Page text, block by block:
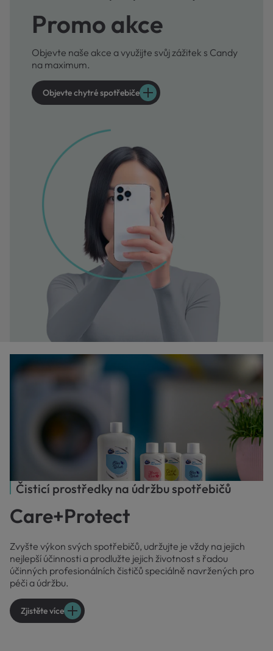
Promo akce
Objevte naše akce a využijte svůj zážitek s Candy
na maximum.
Objevte chytré spotřebiče
Čisticí prostředky na údržbu spotřebičů
Care+Protect
Zvyšte výkon svých spotřebičů, udržujte je vždy na jejich
nejlepší účinnosti a prodlužte jejich životnost s řadou
účinných profesionálních čističů speciálně navržených pro
péči a údržbu.
Zjistěte více